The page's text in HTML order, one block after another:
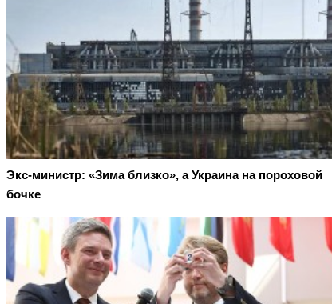
Экс-министр: «Зима близко», а Украина на пороховой
бочке